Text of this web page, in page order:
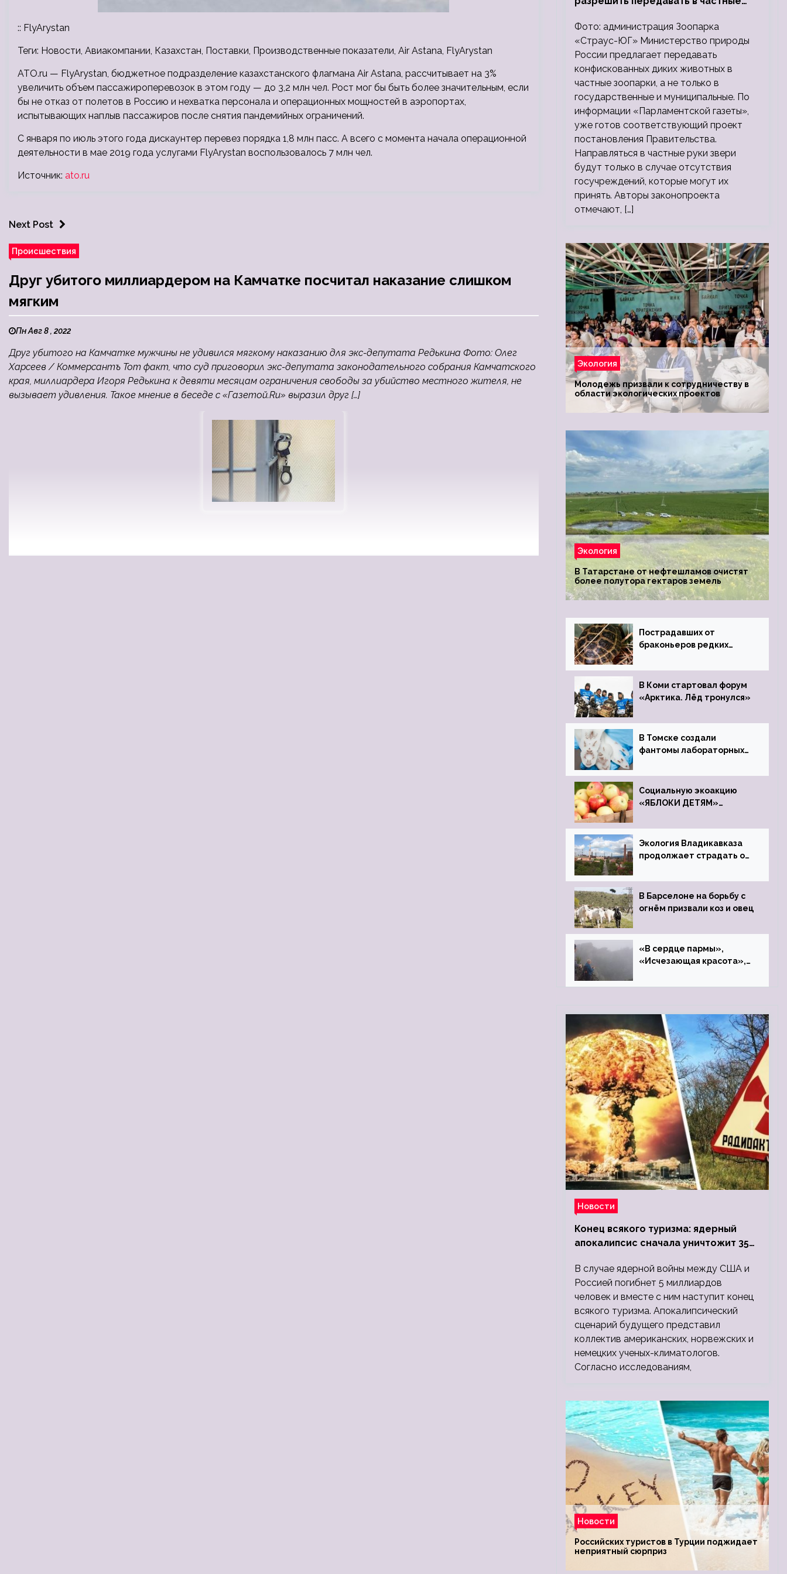
:: FlyArystan
Теги: Новости, Авиакомпании, Казахстан, Поставки, Производственные показатели, Air Astana, FlyArystan
ATO.ru — FlyArystan, бюджетное подразделение казахстанского флагмана Air Astana, рассчитывает на 3%
увеличить объем пассажироперевозок в этом году — до 3,2 млн чел. Рост мог бы быть более значительным, если
бы не отказ от полетов в Россию и нехватка персонала и операционных мощностей в аэропортах,
испытывающих наплыв пассажиров после снятия пандемийных ограничений.
С января по июль этого года дискаунтер перевез порядка 1,8 млн пасс. А всего с момента начала операционной
деятельности в мае 2019 года услугами FlyArystan воспользовалось 7 млн чел.
Источник: ato.ru
Next Post
Происшествия
Друг убитого миллиардером на Камчатке посчитал наказание слишком
мягким
Пн Авг 8 , 2022
Друг убитого на Камчатке мужчины не удивился мягкому наказанию для экс-депутата Редькина Фото: Олег
Харсеев / Коммерсантъ Тот факт, что суд приговорил экс-депутата законодательного собрания Камчатского
края, миллиардера Игоря Редькина к девяти месяцам ограничения свободы за убийство местного жителя, не
вызывает удивления. Такое мнение в беседе с «Газетой.Ru» выразил друг […]
Фото: администрация Зоопарка
«Страус-ЮГ» Министерство природы
России предлагает передавать
конфискованных диких животных в
частные зоопарки, а не только в
государственные и муниципальные. По
информации «Парламентской газеты»,
уже готов соответствующий проект
постановления Правительства.
Направляться в частные руки звери
будут только в случае отсутствия
госучреждений, которые могут их
принять. Авторы законопроекта
отмечают, […]
Экология
Молодежь призвали к сотрудничеству в
области экологических проектов
Экология
В Татарстане от нефтешламов очистят
более полутора гектаров земель
Пострадавших от
браконьеров редких
Ростовский зоопарк
В Коми стартовал форум
«Арктика. Лёд тронулся»
В Томске создали
фантомы лабораторных
Социальную экоакцию
«ЯБЛОКИ ДЕТЯМ»
Экология Владикавказа
продолжает страдать от
завода
В Барселоне на борьбу с
огнём призвали коз и овец
«В сердце пармы»,
«Исчезающая красота»,
Новости
Конец всякого туризма: ядерный
апокалипсис сначала уничтожит 350
людей
В случае ядерной войны между США и
Россией погибнет 5 миллиардов
человек и вместе с ним наступит конец
всякого туризма. Апокалипсический
сценарий будущего представил
коллектив американских, норвежских и
немецких ученых-климатологов.
Согласно исследованиям,
Новости
Российских туристов в Турции поджидает
неприятный сюрприз